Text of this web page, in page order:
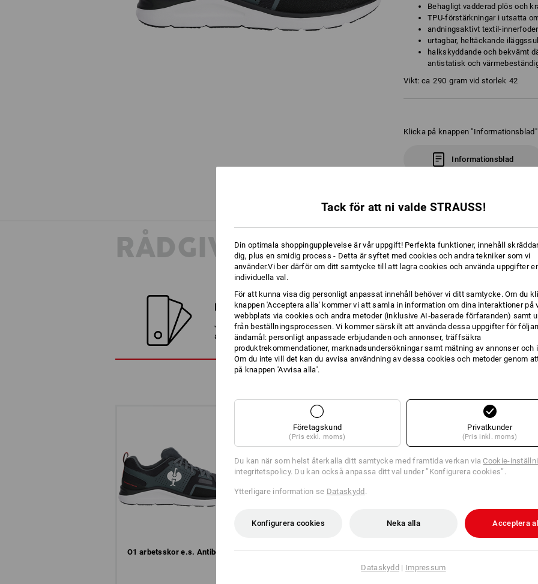
Behagligt vadderad plös och
TPU-förstärkningar i utsatta
andningsaktivt textil-
urtagbar, heltäckande
halkskyddande och bekvämt
antistatisk och
Vikt: ca 290 gram vid storlek 42
Klicka på knappen
Informationsblad
RÅDGIVNING
HITTA ALTERNATIV
Jämför den aktuella artikeln med de bästa
alternativen
3 steg
O1 arbets­skor e.s. Antibes low O1 arbets­skor e.s. Airolo low
O1 arbets­skor e.s. Lewistown
Tack för att ni valde STRAUSS!
Din optimala shoppingupplevelse är vår uppgift! Perfekta funktioner, innehåll
dig, plus en smidig process - Detta är syftet med cookies och andra tekniker som vi
använder.Vi ber därför om ditt samtycke till att lagra cookies och använda uppgifter
individuella val.
För att kunna visa dig personligt anpassat innehåll behöver vi ditt samtycke. Om du
knappen 'Acceptera alla' kommer vi att samla in information om dina interaktioner på
webbplats via cookies och andra metoder (inklusive AI‑baserade förfaranden) samt
från beställningsprocessen. Vi kommer särskilt att använda dessa uppgifter för
ändamål: personligt anpassade erbjudanden och annonser, träffsäkra
produktrekommendationer, marknadsundersökningar samt mätning av annonser och
Om du inte vill det kan du avvisa användning av dessa cookies och metoder genom
på knappen 'Avvisa alla'.
Företagskund
(Pris exkl. moms)
Privatkunder
(Pris inkl. moms)
Du kan när som helst återkalla ditt samtycke med framtida verkan viaCookie-
integritetspolicy. Du kan också anpassa ditt val under ”Konfigurera cookies”.
Ytterligare information se Dataskydd.
Konfigurera cookies Neka alla Acceptera
Dataskydd | Impressum